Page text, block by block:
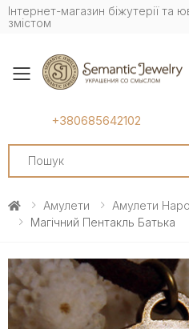
Інтернет-магазин біжутерії та
змістом
Toggle mobile
+380685642102
Search
Амулети
Амулети
Магічний Пентакль Батька